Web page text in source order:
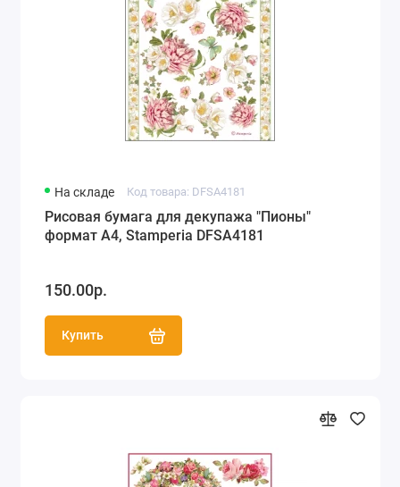
На складе Код товара: DFSA4181
Рисовая бумага для декупажа "Пионы"
формат А4, Stamperia DFSA4181
150.00р.
Купить